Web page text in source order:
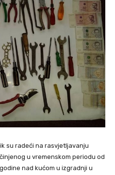
su radeći na rasvjetljavanju
u vremenskom periodu od
nad kućom u izgradnji u